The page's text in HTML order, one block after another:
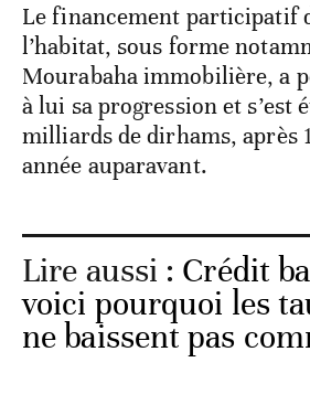
Le financement participatif
l’habitat, sous forme
Mourabaha immobilière, a
à lui sa progression et s’est
milliards de dirhams, après
année auparavant.
Lire aussi : Crédit
voici pourquoi les
ne baissent pas